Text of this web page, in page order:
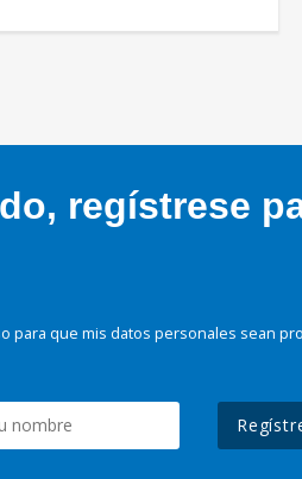
regístrese
para que mis datos personales sean